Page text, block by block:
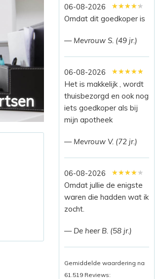
06-08-2026 ★★★★★
★★★★★
★★★★★
Omdat dit goedkoper is
— Mevrouw S. (49 jr.)
06-08-2026 ★★★★★
★★★★★
★★★★★
Het is makkelijk , wordt
thuisbezorgd en ook nog
iets goedkoper als bij
mijn apotheek
— Mevrouw V. (72 jr.)
06-08-2026 ★★★★★
★★★★★
★★★★★
Omdat jullie de enigste
waren die hadden wat ik
zocht.
— De heer B. (58 jr.)
Gemiddelde waardering na
61.519 Reviews: